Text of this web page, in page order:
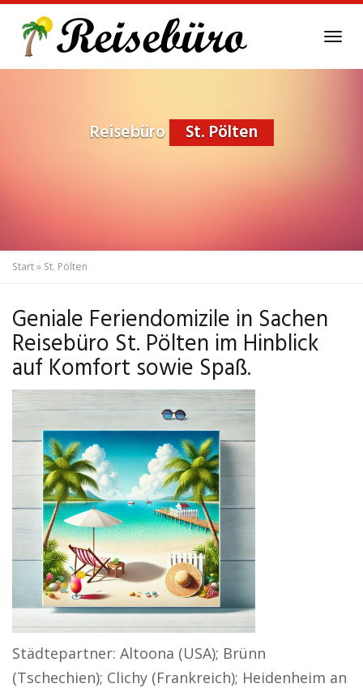
main
Reisebüro St. Pölten
Start» St. Pölten
Geniale Feriendomizile in Sachen
Reisebüro St. Pölten im Hinblick
auf Komfort sowie Spaß.
Städtepartner: Altoona (USA); Brünn
(Tschechien); Clichy (Frankreich); Heidenheim an